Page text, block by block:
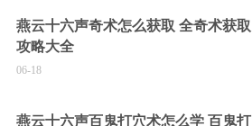
燕云十六声奇术怎么获取 全奇术获取
攻略大全
06-18
燕云十六声百鬼打穴术怎么学 百鬼打